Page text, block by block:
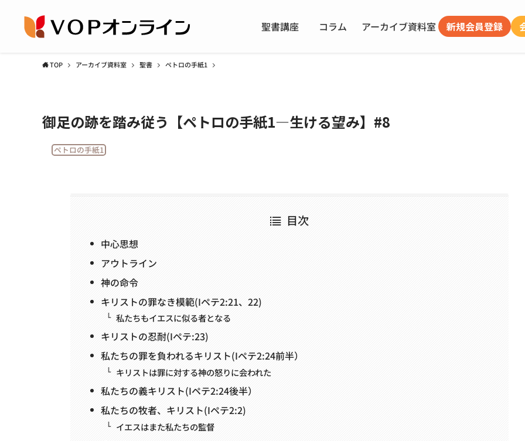
聖書講座 コラム アーカイブ資料室 新規会員登録
TOP アーカイブ資料室 聖書 ペトロの手紙1
御足の跡を踏み従う【ペトロの手紙1―生ける望み】#8
ペトロの手紙1
目次
中心思想
アウトライン
神の命令
キリストの罪なき模範(Iペテ2:21、22)
私たちもイエスに似る者となる
キリストの忍耐(Iペテ:23)
私たちの罪を負われるキリスト(Iペテ2:24前半）
キリストは罪に対する神の怒りに会われた
私たちの義キリスト(Iペテ2:24後半）
私たちの牧者、キリスト(Iペテ2:2)
イエスはまた私たちの監督